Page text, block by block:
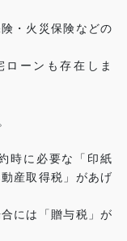
・火災保険などの
ーンも存在しま
時に必要な「印紙
産取得税」があげ
には「贈与税」が